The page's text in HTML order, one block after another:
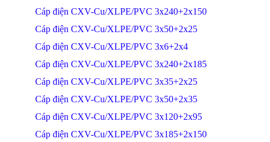
Cáp điện CXV-Cu/XLPE/PVC 3x240+2x150
Cáp điện CXV-Cu/XLPE/PVC 3x50+2x25
Cáp điện CXV-Cu/XLPE/PVC 3x6+2x4
Cáp điện CXV-Cu/XLPE/PVC 3x240+2x185
Cáp điện CXV-Cu/XLPE/PVC 3x35+2x25
Cáp điện CXV-Cu/XLPE/PVC 3x50+2x35
Cáp điện CXV-Cu/XLPE/PVC 3x120+2x95
Cáp điện CXV-Cu/XLPE/PVC 3x185+2x150